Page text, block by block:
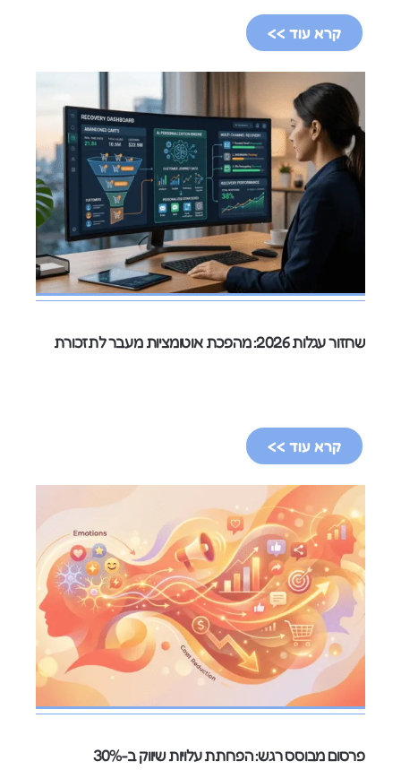
קרא עוד >>
שחזור עגלות 2026: מהפכת אוטומציות מעבר לתזכורת
קרא עוד >>
פרסום מבוסס רגש: הפחתת עלויות שיווק ב-30%